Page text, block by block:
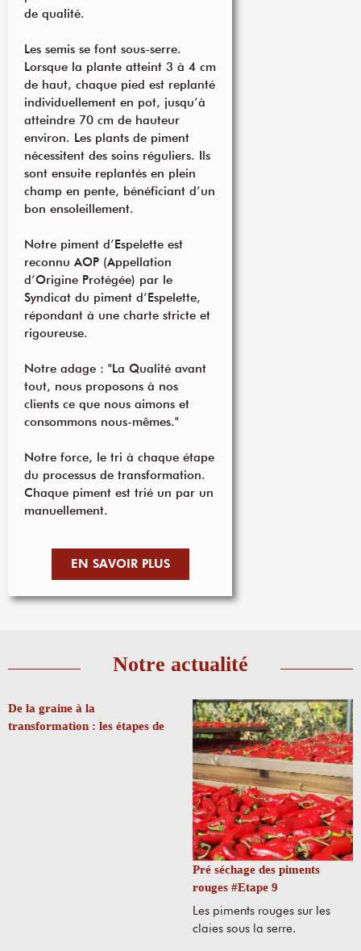
de qualité.
Les semis se font sous-serre.
Lorsque la plante atteint 3 à 4 cm
de haut, chaque pied est replanté
individuellement en pot, jusqu’à
atteindre 70 cm de hauteur
environ. Les plants de piment
nécessitent des soins réguliers. Ils
sont ensuite replantés en plein
champ en pente, bénéficiant d’un
bon ensoleillement.
Notre piment d’Espelette est
reconnu AOP (Appellation
d’Origine Protégée) par le
Syndicat du piment d’Espelette,
répondant à une charte stricte et
rigoureuse.
Notre adage : "La Qualité avant
tout, nous proposons à nos
clients ce que nous aimons et
consommons nous-mêmes."
Notre force, le tri à chaque étape
du processus de transformation.
Chaque piment est trié un par un
manuellement.
EN SAVOIR PLUS
Notre actualité
De la graine à la
transformation : les étapes de
Pré séchage des piments
rouges #Etape 9
Les piments rouges sur les
claies sous la serre.